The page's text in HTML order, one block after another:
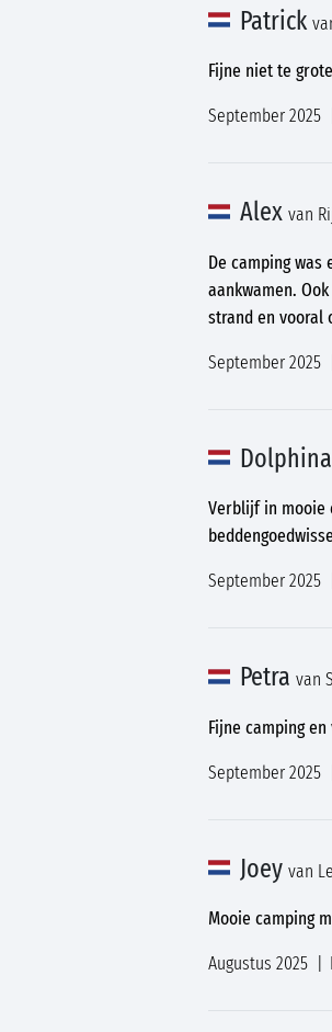
Patrick
Fijne niet te
September 2025
Alex van
De camping
aankwamen.
strand en vooral
September 2025
Dolphina
Verblijf in mooie
September 2025
Petra van
Fijne camping
September 2025
Joey van
Mooie camping
Augustus 2025